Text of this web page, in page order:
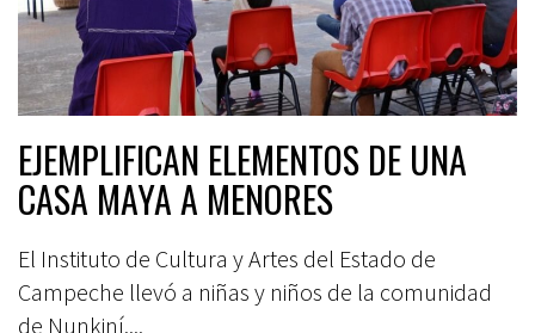
EJEMPLIFICAN ELEMENTOS DE UNA
CASA MAYA A MENORES
El Instituto de Cultura y Artes del Estado de
Campeche llevó a niñas y niños de la comunidad
de Nunkiní,...